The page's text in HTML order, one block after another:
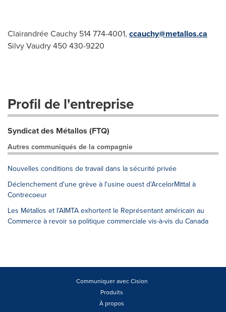
Clairandrée Cauchy 514 774-4001, ccauchy@metallos.ca
Silvy Vaudry 450 430-9220
Profil de l'entreprise
Syndicat des Métallos (FTQ)
Autres communiqués de la compagnie
Nouvelles conditions de travail dans la sécurité privée
Déclenchement d'une grève à l'usine ouest d'ArcelorMittal à
Contrecoeur
Les Métallos et l'AIMTA exhortent le Représentant américain au
Commerce à revoir sa politique commerciale vis-à-vis du Canada
Communiquer avec Cision
Produits
À propos